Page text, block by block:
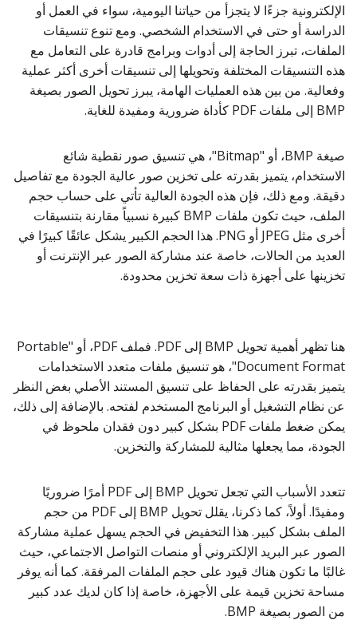
الإلكترونية جزءًا لا يتجزأ من حياتنا اليومية، سواء في العمل أو
الدراسة أو حتى في الاستخدام الشخصي. ومع تنوع تنسيقات
الملفات، تبرز الحاجة إلى أدوات وبرامج قادرة على التعامل مع
هذه التنسيقات المختلفة وتحويلها إلى تنسيقات أخرى أكثر عملية
وفعالية. من بين هذه العمليات الهامة، يبرز تحويل الصور بصيغة
BMP إلى ملفات PDF كأداة ضرورية ومفيدة للغاية.
صيغة BMP، أو "Bitmap"، هي تنسيق صور نقطية شائع
الاستخدام، يتميز بقدرته على تخزين صور عالية الجودة مع تفاصيل
دقيقة. ومع ذلك، فإن هذه الجودة العالية تأتي على حساب حجم
الملف، حيث تكون ملفات BMP كبيرة نسبياً مقارنة بتنسيقات
أخرى مثل JPEG أو PNG. هذا الحجم الكبير يشكل عائقًا كبيرًا في
العديد من الحالات، خاصة عند مشاركة الصور عبر الإنترنت أو
تخزينها على أجهزة ذات سعة تخزين محدودة.
هنا تظهر أهمية تحويل BMP إلى PDF. فملف PDF، أو "Portable
Document Format"، هو تنسيق ملفات متعدد الاستخدامات
يتميز بقدرته على الحفاظ على تنسيق المستند الأصلي بغض النظر
عن نظام التشغيل أو البرنامج المستخدم لفتحه. بالإضافة إلى ذلك،
يمكن ضغط ملفات PDF بشكل كبير دون فقدان ملحوظ في
الجودة، مما يجعلها مثالية للمشاركة والتخزين.
تتعدد الأسباب التي تجعل تحويل BMP إلى PDF أمرًا ضروريًا
ومفيدًا. أولاً، كما ذكرنا، يقلل تحويل BMP إلى PDF من حجم
الملف بشكل كبير. هذا التخفيض في الحجم يسهل عملية مشاركة
الصور عبر البريد الإلكتروني أو منصات التواصل الاجتماعي، حيث
غالبًا ما تكون هناك قيود على حجم الملفات المرفقة. كما أنه يوفر
مساحة تخزين قيمة على الأجهزة، خاصة إذا كان لديك عدد كبير
من الصور بصيغة BMP.